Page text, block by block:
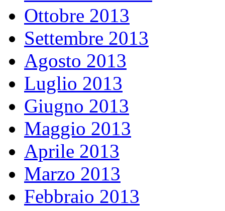
Ottobre 2013
Settembre 2013
Agosto 2013
Luglio 2013
Giugno 2013
Maggio 2013
Aprile 2013
Marzo 2013
Febbraio 2013